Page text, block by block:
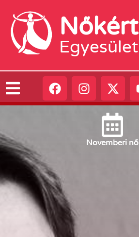
Nőkért
Egyesület
Novemberi nő